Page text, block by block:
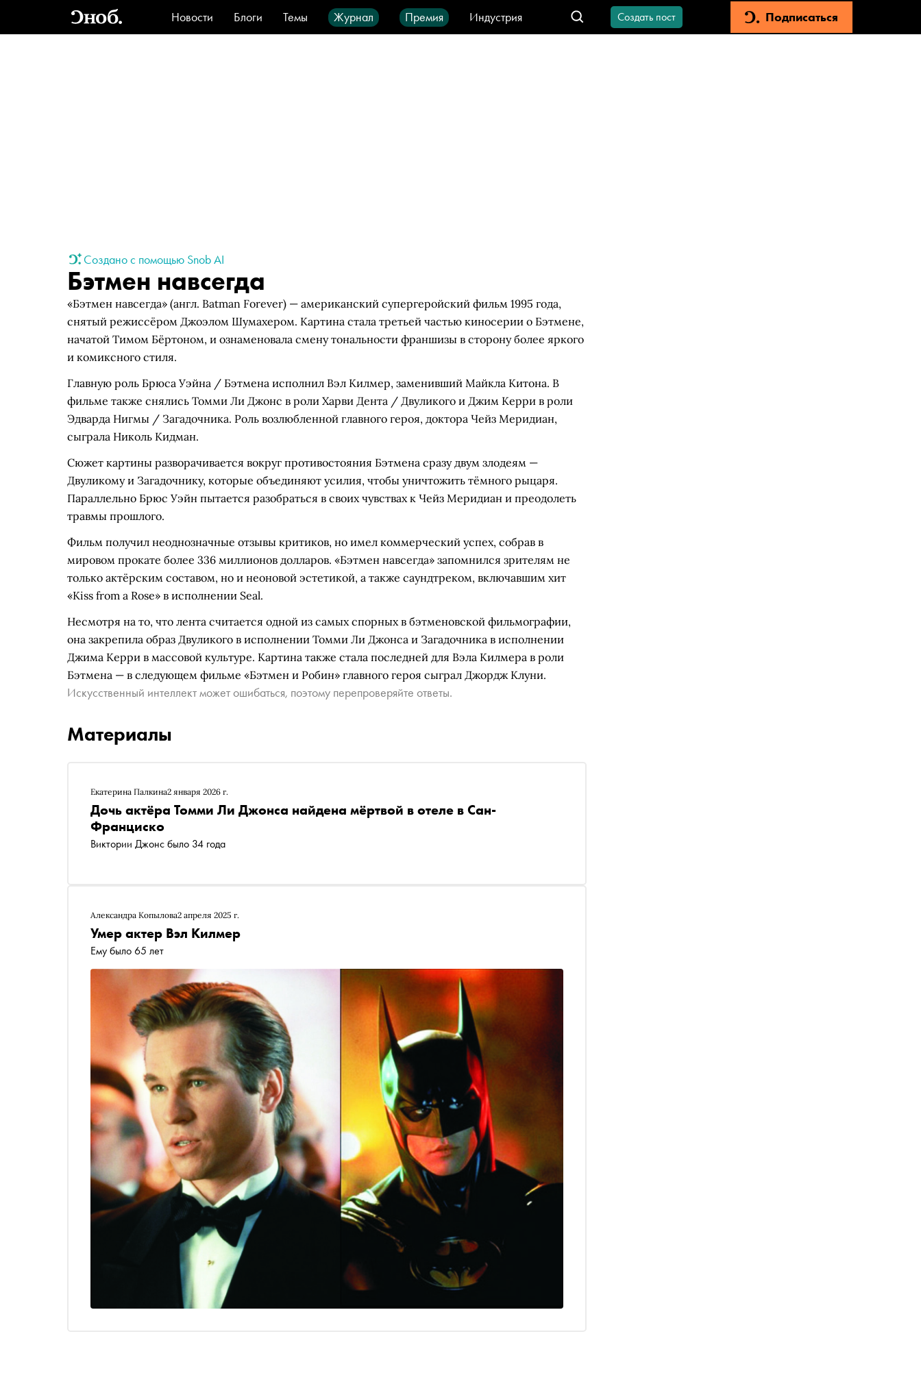
Новости Блоги Темы Журнал Премия
Индустрия
Стиль
Видео Город IT-продукты
Создать пост Подписаться
Создано с помощью Snob AI
Бэтмен навсегда
«Бэтмен навсегда» (англ. Batman Forever) — американский супергеройский фильм 1995 года,
снятый режиссёром Джоэлом Шумахером. Картина стала третьей частью киносерии о Бэтмене,
начатой Тимом Бёртоном, и ознаменовала смену тональности франшизы в сторону более яркого
и комиксного стиля.
Главную роль Брюса Уэйна / Бэтмена исполнил Вэл Килмер, заменивший Майкла Китона. В
фильме также снялись Томми Ли Джонс в роли Харви Дента / Двуликого и Джим Керри в роли
Эдварда Нигмы / Загадочника. Роль возлюбленной главного героя, доктора Чейз Меридиан,
сыграла Николь Кидман.
Сюжет картины разворачивается вокруг противостояния Бэтмена сразу двум злодеям —
Двуликому и Загадочнику, которые объединяют усилия, чтобы уничтожить тёмного рыцаря.
Параллельно Брюс Уэйн пытается разобраться в своих чувствах к Чейз Меридиан и преодолеть
травмы прошлого.
Фильм получил неоднозначные отзывы критиков, но имел коммерческий успех, собрав в
мировом прокате более 336 миллионов долларов. «Бэтмен навсегда» запомнился зрителям не
только актёрским составом, но и неоновой эстетикой, а также саундтреком, включавшим хит
«Kiss from a Rose» в исполнении Seal.
Несмотря на то, что лента считается одной из самых спорных в бэтменовской фильмографии,
она закрепила образ Двуликого в исполнении Томми Ли Джонса и Загадочника в исполнении
Джима Керри в массовой культуре. Картина также стала последней для Вэла Килмера в роли
Бэтмена — в следующем фильме «Бэтмен и Робин» главного героя сыграл Джордж Клуни.
Искусственный интеллект может ошибаться, поэтому перепроверяйте ответы.
Материалы
Екатерина Палкина2 января 2026 г.
Дочь актёра Томми Ли Джонса найдена мёртвой в отеле в Сан-
Франциско
Виктории Джонс было 34 года
Александра Копылова2 апреля 2025 г.
Умер актер Вэл Килмер
Ему было 65 лет